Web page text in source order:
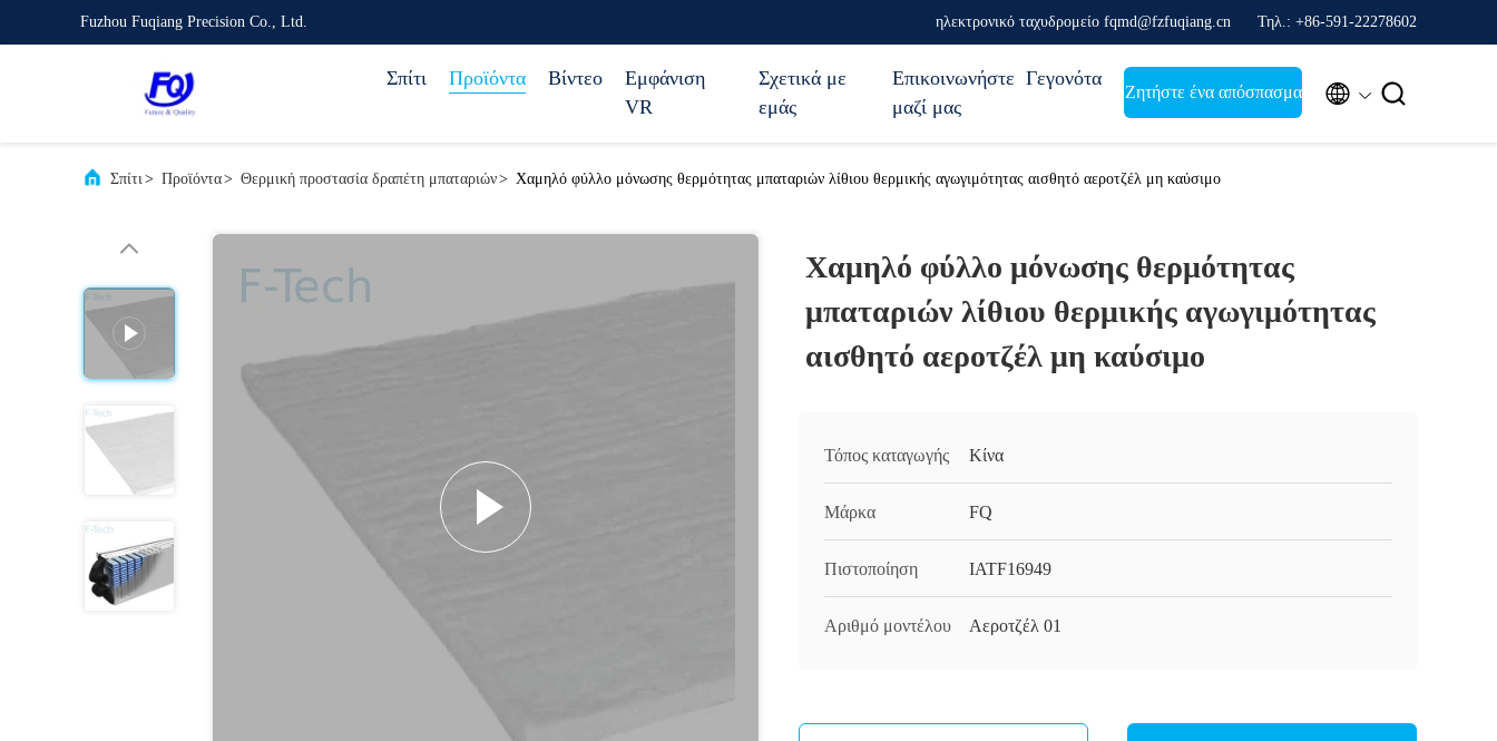
Fuzhou Fuqiang Precision Co., Ltd. ηλεκτρονικό ταχυδρομείο fqmd@fzfuqiang.cn Τηλ.: +86-591-22278602
Σπίτι Προϊόντα Βίντεο
Εμφάνιση
VR
Σχετικά με
εμάς
Επικοινωνήστε
μαζί μας
Γεγονότα
Ζητήστε ένα απόσπασμα  
Σπίτι> Προϊόντα> Θερμική προστασία δραπέτη μπαταριών> Χαμηλό φύλλο μόνωσης θερμότητας μπαταριών λίθιου θερμικής αγωγιμότητας αισθητό αεροτζέλ μη καύσιμο
Χαμηλό φύλλο μόνωσης θερμότητας
μπαταριών λίθιου θερμικής αγωγιμότητας
αισθητό αεροτζέλ μη καύσιμο
Τόπος καταγωγής Κίνα
Μάρκα FQ
Πιστοποίηση IATF16949
Αριθμό μοντέλου Αεροτζέλ 01